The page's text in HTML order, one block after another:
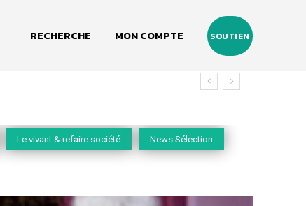
RECHERCHE MON COMPTE SOUTIEN
Le vivant & refaire société News Sélection